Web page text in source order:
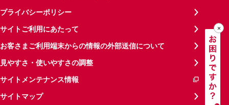
プライバシーポリシー
サイトご利用にあたって
お客さまご利用端末からの情報の外部送信について
見やすさ・使いやすさの調整
サイトメンテナンス情報
サイトマップ